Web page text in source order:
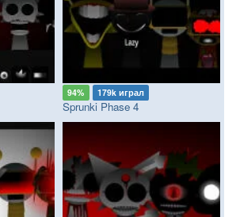
94% 179k играл
Sprunki Phase 4